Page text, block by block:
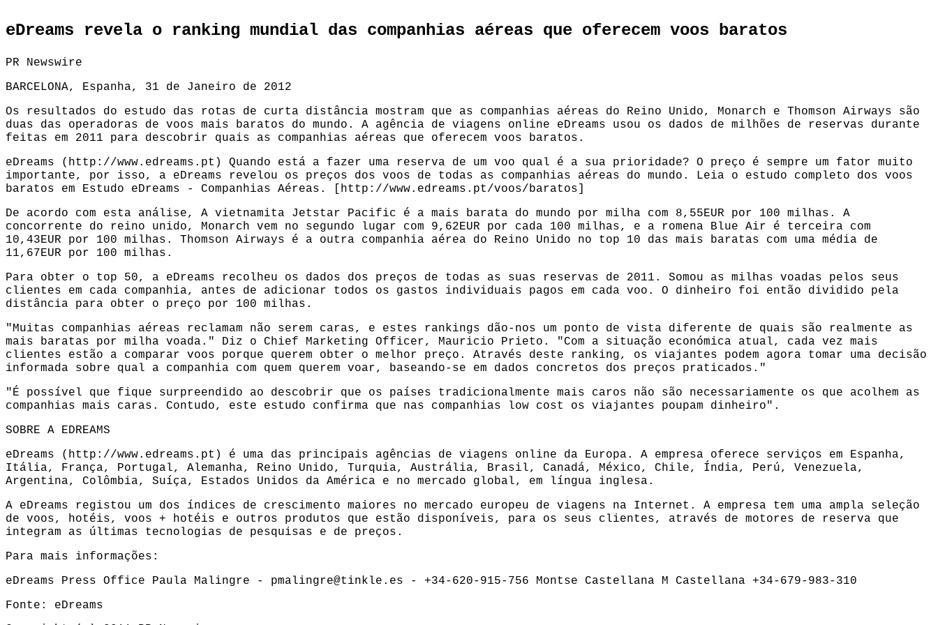
eDreams revela o ranking mundial das companhias aéreas que oferecem voos baratos
PR Newswire
BARCELONA, Espanha, 31 de Janeiro de 2012
Os resultados do estudo das rotas de curta distância mostram que as companhias aéreas do Reino Unido, Monarch e Thomson Airways são
duas das operadoras de voos mais baratos do mundo. A agência de viagens online eDreams usou os dados de milhões de reservas durante
feitas em 2011 para descobrir quais as companhias aéreas que oferecem voos baratos.
eDreams (http://www.edreams.pt) Quando está a fazer uma reserva de um voo qual é a sua prioridade? O preço é sempre um fator muito
importante, por isso, a eDreams revelou os preços dos voos de todas as companhias aéreas do mundo. Leia o estudo completo dos voos
baratos em Estudo eDreams - Companhias Aéreas. [http://www.edreams.pt/voos/baratos]
De acordo com esta análise, A vietnamita Jetstar Pacific é a mais barata do mundo por milha com 8,55EUR por 100 milhas. A
concorrente do reino unido, Monarch vem no segundo lugar com 9,62EUR por cada 100 milhas, e a romena Blue Air é terceira com
10,43EUR por 100 milhas. Thomson Airways é a outra companhia aérea do Reino Unido no top 10 das mais baratas com uma média de
11,67EUR por 100 milhas.
Para obter o top 50, a eDreams recolheu os dados dos preços de todas as suas reservas de 2011. Somou as milhas voadas pelos seus
clientes em cada companhia, antes de adicionar todos os gastos individuais pagos em cada voo. O dinheiro foi então dividido pela
distância para obter o preço por 100 milhas.
"Muitas companhias aéreas reclamam não serem caras, e estes rankings dão-nos um ponto de vista diferente de quais são realmente as
mais baratas por milha voada." Diz o Chief Marketing Officer, Mauricio Prieto. "Com a situação económica atual, cada vez mais
clientes estão a comparar voos porque querem obter o melhor preço. Através deste ranking, os viajantes podem agora tomar uma decisão
informada sobre qual a companhia com quem querem voar, baseando-se em dados concretos dos preços praticados."
"É possível que fique surpreendido ao descobrir que os países tradicionalmente mais caros não são necessariamente os que acolhem as
companhias mais caras. Contudo, este estudo confirma que nas companhias low cost os viajantes poupam dinheiro".
SOBRE A EDREAMS
eDreams (http://www.edreams.pt) é uma das principais agências de viagens online da Europa. A empresa oferece serviços em Espanha,
Itália, França, Portugal, Alemanha, Reino Unido, Turquia, Austrália, Brasil, Canadá, México, Chile, Índia, Perú, Venezuela,
Argentina, Colômbia, Suíça, Estados Unidos da América e no mercado global, em língua inglesa.
A eDreams registou um dos índices de crescimento maiores no mercado europeu de viagens na Internet. A empresa tem uma ampla seleção
de voos, hotéis, voos + hotéis e outros produtos que estão disponíveis, para os seus clientes, através de motores de reserva que
integram as últimas tecnologias de pesquisas e de preços.
Para mais informações:
eDreams Press Office Paula Malingre - pmalingre@tinkle.es - +34-620-915-756 Montse Castellana M Castellana +34-679-983-310
Fonte: eDreams